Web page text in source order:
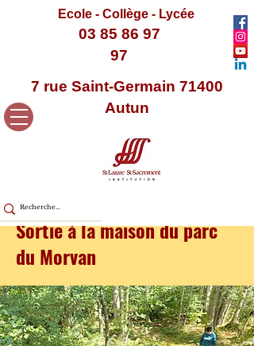
Ecole - Collège - Lycée
03 85 86 97
97
7 rue Saint-Germain 71400
Autun
Sortie à la maison du parc
du Morvan